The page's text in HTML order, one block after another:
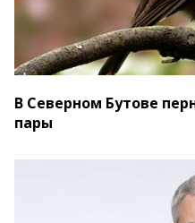
В Северном Бутове
пары